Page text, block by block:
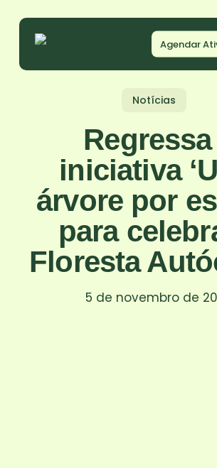
content
Agendar
Notícias
iniciativa
árvore por
para
Floresta
5 de novembro de